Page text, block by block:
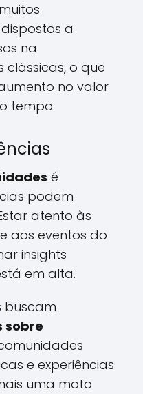
a
na
o que
no valor
tempo.
é
podem
atento às
aos eventos do
insights
em alta.
buscam
sobre
e experiências
uma moto